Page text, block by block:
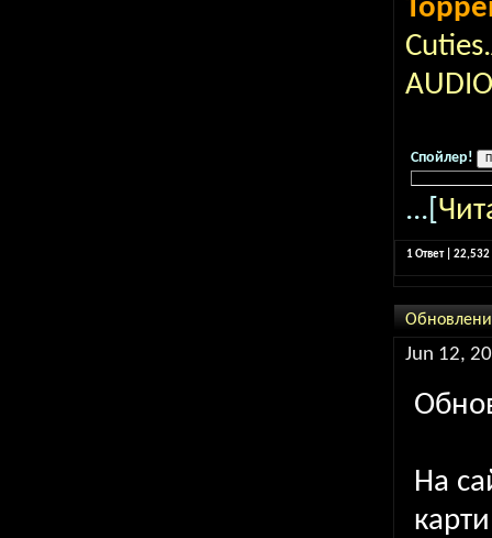
Спойлер!
...[
1 Ответ |
Jun 12,
На